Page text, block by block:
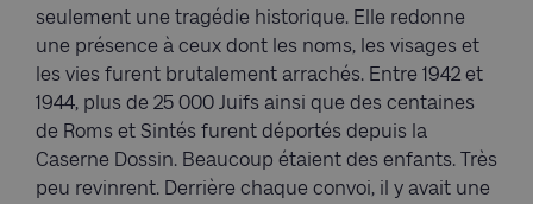
seulement une tragédie historique. Elle redonne
une présence à ceux dont les noms, les visages et
les vies furent brutalement arrachés. Entre 1942 et
1944, plus de 25 000 Juifs ainsi que des centaines
de Roms et Sintés furent déportés depuis la
Caserne Dossin. Beaucoup étaient des enfants. Très
peu revinrent. Derrière chaque convoi, il y avait une